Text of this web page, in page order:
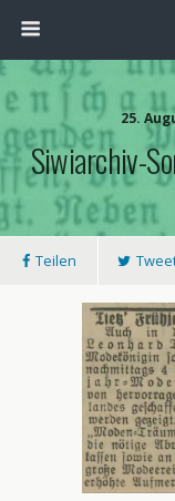
25.
Siwiarchiv-
Teilen